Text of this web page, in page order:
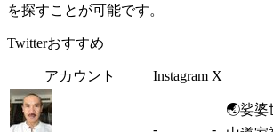
を探すことが可能です。
Twitterおすすめ
アカウント Instagram X
- -
🌏娑